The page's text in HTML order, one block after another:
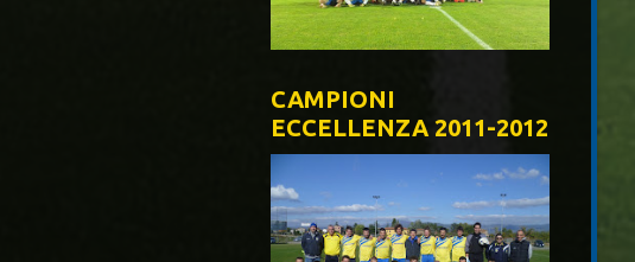
CAMPIONI
ECCELLENZA 2011-2012